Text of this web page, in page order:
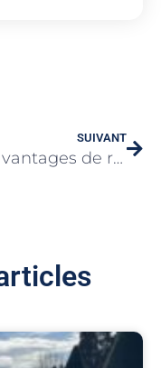
SUIVANT
Les avantages de réserver un taxi à Etampes et les sites touristiques à visiter